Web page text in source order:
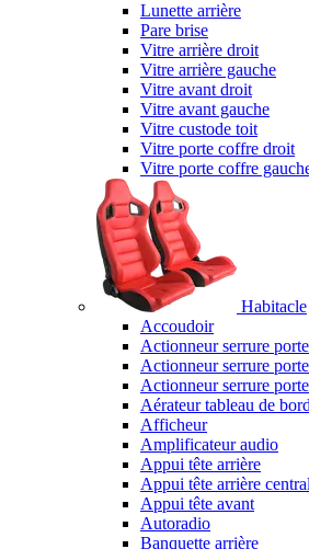
Lunette arrière
Pare brise
Vitre arrière droit
Vitre arrière gauche
Vitre avant droit
Vitre avant gauche
Vitre custode toit
Vitre porte coffre droit
Vitre porte coffre
Habitacle
Accoudoir
Actionneur serrure
Actionneur serrure
Actionneur serrure
Aérateur tableau de bord
Afficheur
Amplificateur audio
Appui tête arrière
Appui tête arrière central
Appui tête avant
Autoradio
Banquette arrière